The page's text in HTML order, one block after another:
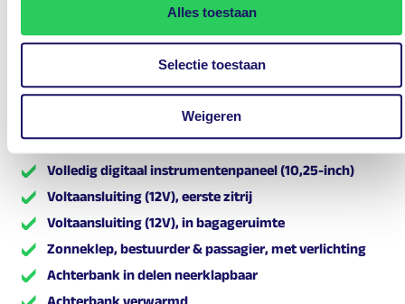
Alles toestaan
Selectie toestaan
Weigeren
Surround view Monitor (SVM)
Tweeters
Ventilatierooster, achter
Verlichting achterzijde, volledig LED
Verlichting voorzijde, volledig LED
Vermoeidheidsherkenning (DAW)
Volledig digitaal instrumentenpaneel (10,25-inch)
Voltaansluiting (12V), eerste zitrij
Voltaansluiting (12V), in bagageruimte
Zonneklep, bestuurder & passagier, met verlichting
Achterbank in delen neerklapbaar
Achterbank verwarmd